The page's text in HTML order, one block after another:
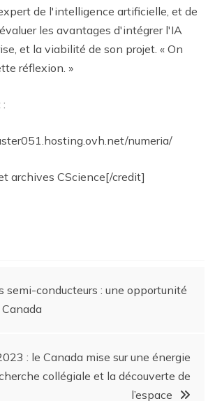
de l'intelligence artificielle, et de
les avantages d'intégrer l'IA
et la viabilité de son projet. « On
réflexion. »
numeria/
archives CScience[/credit]
semi-conducteurs : une opportunité
: le Canada mise sur une énergie
collégiale et la découverte de
l’espace